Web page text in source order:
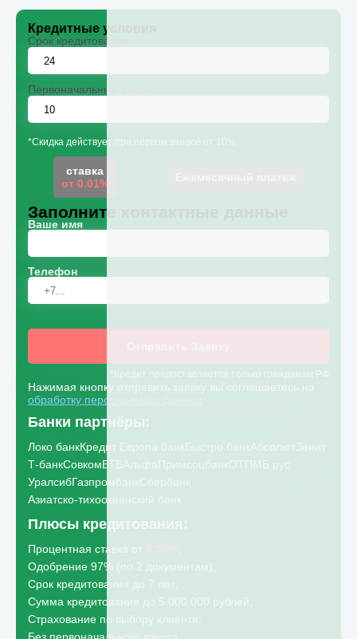
Кредитные условия
Срок кредитования
Первоначальный взнос
*Скидка действует при первом взносе от 10%
ставка
от 0.01%
Заполните контактные данные
Ваше имя
Телефон
*Кредит предоставляется только гражданам РФ
Нажимая кнопку отправить заявку вы соглашаетесь на
обработку персональных данных
Банки партнёры:
Локо банкКредит Европа банкБыстро банкАбсолютЗенит
Т-банкСовкомВТБАльфаПримсоцбанкОТПМБ рус
УралсибГазпромбанкСбербанк
Азиатско-тихоокеанский банк
Плюсы кредитования:
Процентная ставка от 0.01%
Одобрение 97% (по 2 документам);
Срок кредитования до 7 лет;
Сумма кредитования до 5 000 000 рублей;
Страхование по выбору клиента;